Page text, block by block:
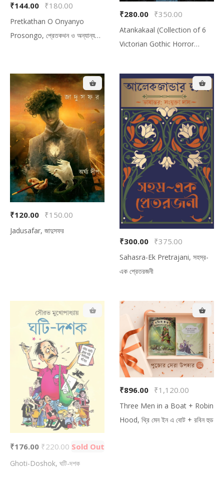
₹144.00 ₹180.00
Pretkathan O Onyanyo
Prosongo, প্রেতকথন ও অন্যান্য
₹280.00 ₹350.00
Atankakaal (Collection of 6
Victorian Gothic Horror
ভিক্টোরিয়ান গথিক-হরর আখ্যান)
₹120.00 ₹150.00
Jadusafar, জাদুসফর
₹300.00 ₹375.00
Sahasra-Ek Pretrajani, সহস্র-
এক প্রেতরজনী
₹176.00 ₹220.00 Sold Out
Ghoti-Doshok, ঘটি-দশক
₹896.00 ₹1,120.00
Three Men in a Boat + Robin
Hood, থ্রি মেন ইন এ বোট + রবিন হুড